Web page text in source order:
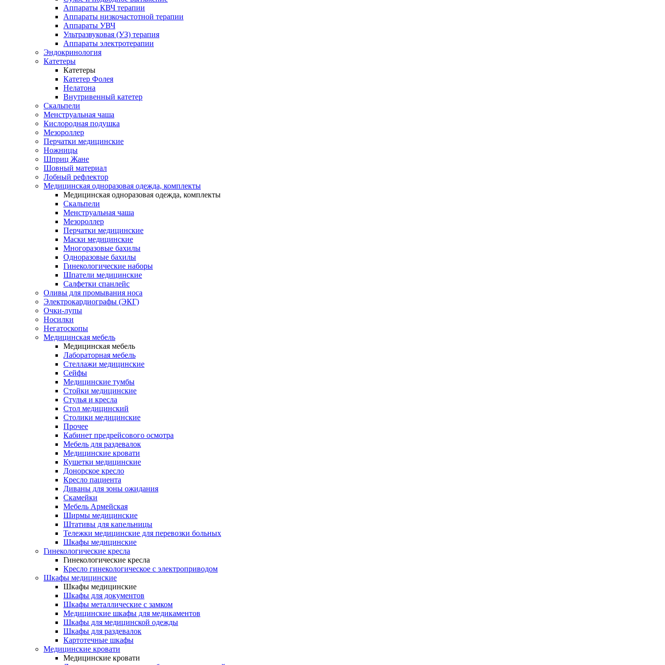
Аппараты КВЧ терапии
Аппараты низкочастотной терапии
Аппараты УВЧ
Ультразвуковая (УЗ) терапия
Аппараты электротерапии
Эндокринология
Катетеры
Катетеры
Катетер Фолея
Нелатона
Внутривенный катетер
Скальпели
Менструальная чаша
Кислородная подушка
Мезороллер
Перчатки медицинские
Ножницы
Шприц Жане
Шовный материал
Лобный рефлектор
Медицинская одноразовая одежда, комплекты
Медицинская одноразовая одежда, комплекты
Скальпели
Менструальная чаша
Мезороллер
Перчатки медицинские
Маски медицинские
Многоразовые бахилы
Одноразовые бахилы
Гинекологические наборы
Шпатели медицинские
Салфетки спанлейс
Оливы для промывания носа
Электрокардиографы (ЭКГ)
Очки-лупы
Носилки
Негатоскопы
Медицинская мебель
Медицинская мебель
Лабораторная мебель
Стеллажи медицинские
Сейфы
Медицинские тумбы
Стойки медицинские
Cтулья и кресла
Стол медицинский
Столики медицинские
Прочее
Кабинет предрейсового осмотра
Мебель для раздевалок
Медицинские кровати
Кушетки медицинские
Донорское кресло
Кресло пациента
Диваны для зоны ожидания
Скамейки
Мебель Армейская
Ширмы медицинские
Штативы для капельницы
Тележки медицинские для перевозки больных
Шкафы медицинские
Гинекологические кресла
Гинекологические кресла
Кресло гинекологическое с электроприводом
Шкафы медицинские
Шкафы медицинские
Шкафы для документов
Шкафы металлические с замком
Медицинские шкафы для медикаментов
Шкафы для медицинской одежды
Шкафы для раздевалок
Картотечные шкафы
Медицинские кровати
Медицинские кровати